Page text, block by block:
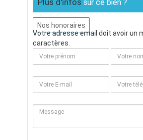
sur ce bien ?
Nos honoraires
Votre adresse email doit avoir un
caractères.